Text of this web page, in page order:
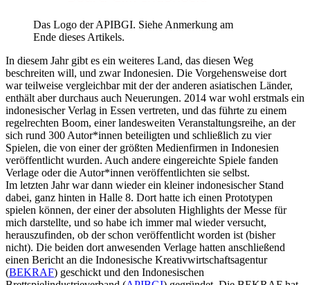
Das Logo der APIBGI. Siehe Anmerkung am
Ende dieses Artikels.
In diesem Jahr gibt es ein weiteres Land, das diesen Weg
beschreiten will, und zwar Indonesien. Die Vorgehensweise dort
war teilweise vergleichbar mit der der anderen asiatischen Länder,
enthält aber durchaus auch Neuerungen. 2014 war wohl erstmals ein
indonesischer Verlag in Essen vertreten, und das führte zu einem
regelrechten Boom, einer landesweiten Veranstaltungsreihe, an der
sich rund 300 Autor*innen beteiligten und schließlich zu vier
Spielen, die von einer der größten Medienfirmen in Indonesien
veröffentlicht wurden. Auch andere eingereichte Spiele fanden
Verlage oder die Autor*innen veröffentlichten sie selbst.
Im letzten Jahr war dann wieder ein kleiner indonesischer Stand
dabei, ganz hinten in Halle 8. Dort hatte ich einen Prototypen
spielen können, der einer der absoluten Highlights der Messe für
mich darstellte, und so habe ich immer mal wieder versucht,
herauszufinden, ob der schon veröffentlicht worden ist (bisher
nicht). Die beiden dort anwesenden Verlage hatten anschließend
einen Bericht an die Indonesische Kreativwirtschaftsagentur
(BEKRAF) geschickt und den Indonesischen